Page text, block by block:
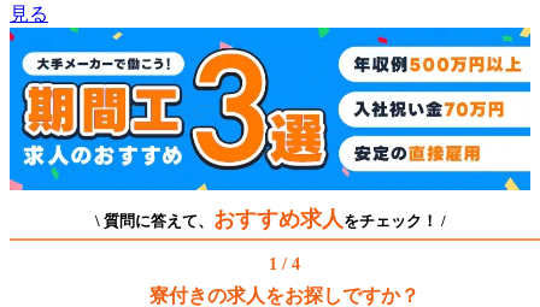
見る
\ 質問に答えて、 おすすめ求人 をチェック！ /
1 / 4
寮付きの求人をお探しですか？